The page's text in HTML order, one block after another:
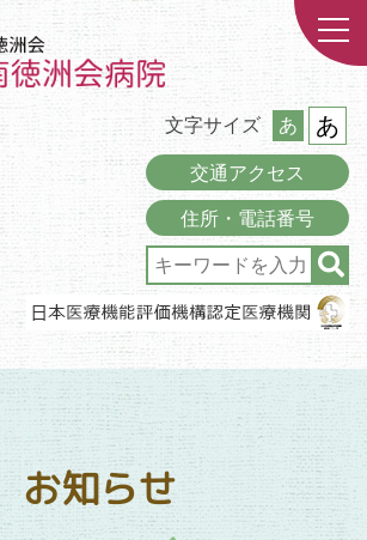
文字サイズ あ あ
交通アクセス
住所・電話番号
お知らせ